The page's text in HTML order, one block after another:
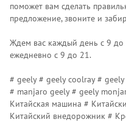
поможет вам сделать
предложение, звоните и
Ждем вас каждый день с 9 до
ежедневно с 9 до 21.
# geely # geely coolray #
# manjaro geely # geely
Китайская машина #
Китайский внедорожник #